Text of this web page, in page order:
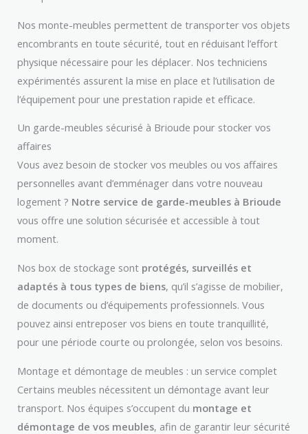
Nos monte-meubles permettent de transporter vos objets
encombrants en toute sécurité, tout en réduisant l’effort
physique nécessaire pour les déplacer. Nos techniciens
expérimentés assurent la mise en place et l’utilisation de
l’équipement pour une prestation rapide et efficace.
Un garde-meubles sécurisé à Brioude pour stocker vos
affaires
Vous avez besoin de stocker vos meubles ou vos affaires
personnelles avant d’emménager dans votre nouveau
logement ? Notre service de garde-meubles à Brioude
vous offre une solution sécurisée et accessible à tout
moment.
Nos box de stockage sont protégés, surveillés et
adaptés à tous types de biens, qu’il s’agisse de mobilier,
de documents ou d’équipements professionnels. Vous
pouvez ainsi entreposer vos biens en toute tranquillité,
pour une période courte ou prolongée, selon vos besoins.
Montage et démontage de meubles : un service complet
Certains meubles nécessitent un démontage avant leur
transport. Nos équipes s’occupent du montage et
démontage de vos meubles, afin de garantir leur sécurité